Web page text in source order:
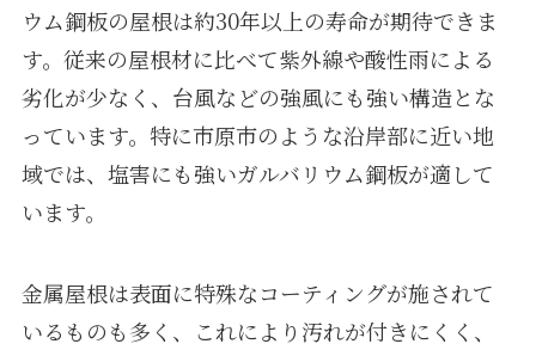
ウム鋼板の屋根は約30年以上の寿命が期待できま
す。従来の屋根材に比べて紫外線や酸性雨による
劣化が少なく、台風などの強風にも強い構造とな
っています。特に市原市のような沿岸部に近い地
域では、塩害にも強いガルバリウム鋼板が適して
います。
金属屋根は表面に特殊なコーティングが施されて
いるものも多く、これにより汚れが付きにくく、